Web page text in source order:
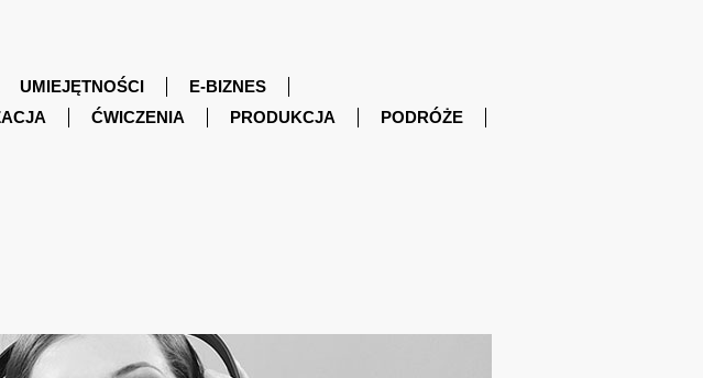
UMIEJĘTNOŚCI
E-BIZNES
ĆWICZENIA PRODUKCJA
PODRÓŻE